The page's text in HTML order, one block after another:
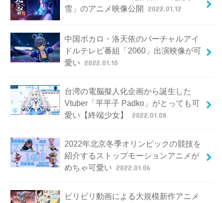
雪」のアニメ映像公開 2022.01.12
中国ボカロ・洛天依のバーチャルアイ
ドルテレビ番組「2060」出演映像が可
愛い 2022.01.10
台湾の電脳擬人化企画から誕生した
Vtuber「平平子 Padko」がとっても可
愛い【終端少女】
2022.01.08
2022年北京冬季オリンピックの競技を
紹介するストップモーションアニメが
めちゃ可愛い 2022.01.06
ビリビリ動画による大規模新作アニメ